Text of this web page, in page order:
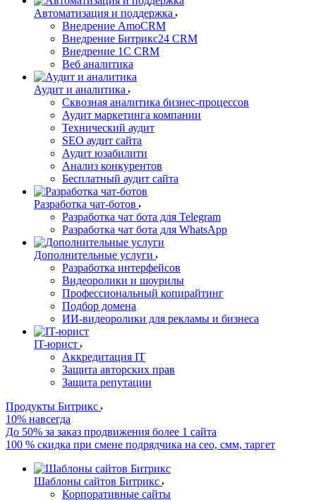
Автоматизация и поддержка
Внедрение AmoCRM
Внедрение Битрикс24 CRM
Внедрение 1C CRM
Веб аналитика
Аудит и аналитика
Сквозная аналитика бизнес-процессов
Аудит маркетинга компании
Технический аудит
SEO аудит сайта
Аудит юзабилити
Анализ конкурентов
Бесплатный аудит сайта
Разработка чат-ботов
Разработка чат бота для Telegram
Разработка чат бота для WhatsApp
Дополнительные услуги
Разработка интерфейсов
Видеоролики и шоурилы
Профессиональный копирайтинг
Подбор домена
ИИ-видеоролики для рекламы и бизнеса
IT-юрист
Аккредитация IT
Защита авторских прав
Защита репутации
Продукты Битрикс
10% навсегда
До 50% за заказ продвижения более 1 сайта
100 % скидка при смене подрядчика на сео, смм, таргет
Шаблоны сайтов Битрикс
Корпоративные сайты